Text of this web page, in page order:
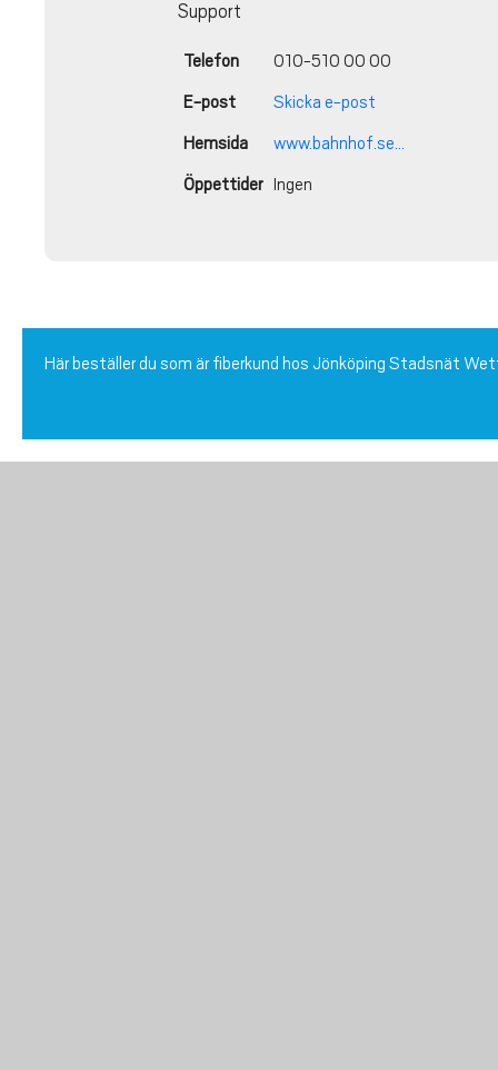
Support
Telefon 010-510 00 00
E-post Skicka e-post
Hemsida www.bahnhof.se...
Öppettider Ingen
Här beställer du som är fiberkund hos Jönköping Stadsnät